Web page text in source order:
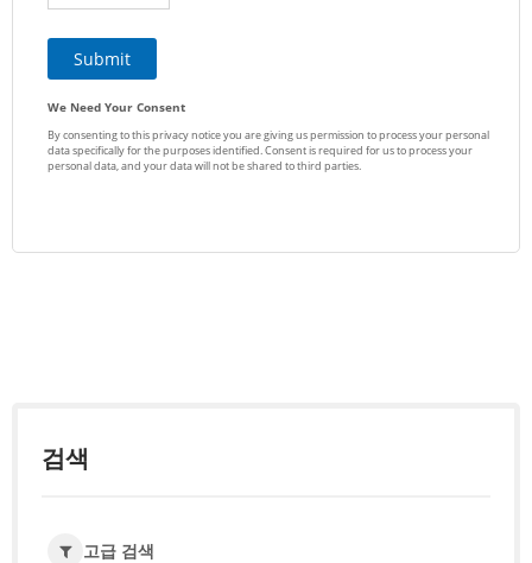
검색
고급 검색